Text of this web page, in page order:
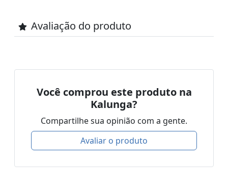
Avaliação do produto
Você comprou este produto na
Kalunga?
Compartilhe sua opinião com a gente.
Avaliar o produto